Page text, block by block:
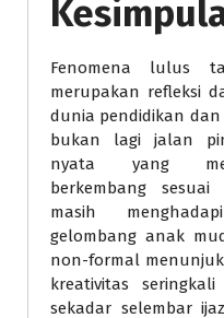
Fenomena lulus
merupakan refleksi
dunia pendidikan
bukan lagi jalan
nyata yang
berkembang
masih
gelombang anak
non-formal
kreativitas
sekadar selembar